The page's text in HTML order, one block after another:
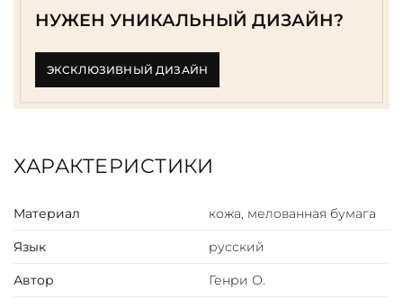
НУЖЕН УНИКАЛЬНЫЙ ДИЗАЙН?
ЭКСКЛЮЗИВНЫЙ ДИЗАЙН
ХАРАКТЕРИСТИКИ
Материал кожа, мелованная бумага
Язык русский
Автор Генри О.